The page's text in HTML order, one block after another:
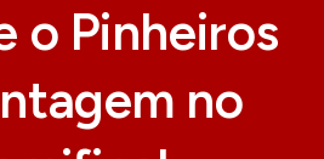
o Pinheiros
no